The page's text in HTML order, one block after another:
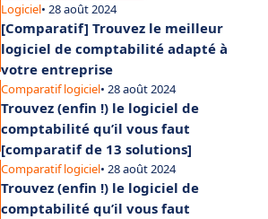
Logiciel• 28 août 2024
[Comparatif] Trouvez le meilleur
logiciel de comptabilité adapté à
votre entreprise
Comparatif logiciel• 28 août 2024
Trouvez (enfin !) le logiciel de
comptabilité qu’il vous faut
[comparatif de 13 solutions]
Comparatif logiciel• 28 août 2024
Trouvez (enfin !) le logiciel de
comptabilité qu’il vous faut